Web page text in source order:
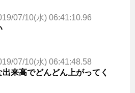
07/10(水) 06:41:10.96
07/10(水) 06:41:48.58
来高でどんどん上がってく